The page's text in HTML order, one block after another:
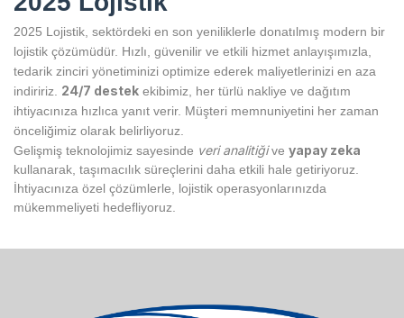
2025 Lojistik, sektördeki en son yeniliklerle donatılmış modern bir
lojistik çözümüdür. Hızlı, güvenilir ve etkili hizmet anlayışımızla,
tedarik zinciri yönetiminizi optimize ederek maliyetlerinizi en aza
indiririz. 24/7 destek ekibimiz, her türlü nakliye ve dağıtım
ihtiyacınıza hızlıca yanıt verir. Müşteri memnuniyetini her zaman
önceliğimiz olarak belirliyoruz.
Gelişmiş teknolojimiz sayesinde veri analitiğive yapay zeka
kullanarak, taşımacılık süreçlerini daha etkili hale getiriyoruz.
İhtiyacınıza özel çözümlerle, lojistik operasyonlarınızda
mükemmeliyeti hedefliyoruz.